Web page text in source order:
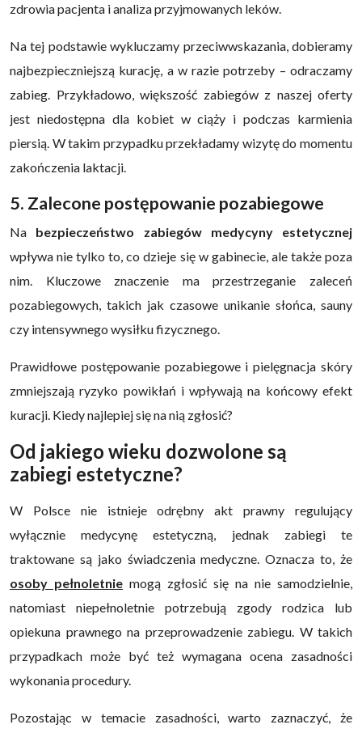
zdrowia pacjenta i analiza przyjmowanych leków.
Na tej podstawie wykluczamy przeciwwskazania, dobieramy
najbezpieczniejszą kurację, a w razie potrzeby – odraczamy
zabieg. Przykładowo, większość zabiegów z naszej oferty
jest niedostępna dla kobiet w ciąży i podczas karmienia
piersią. W takim przypadku przekładamy wizytę do momentu
zakończenia laktacji.
5. Zalecone postępowanie pozabiegowe
Na bezpieczeństwo zabiegów medycyny estetycznej
wpływa nie tylko to, co dzieje się w gabinecie, ale także poza
nim. Kluczowe znaczenie ma przestrzeganie zaleceń
pozabiegowych, takich jak czasowe unikanie słońca, sauny
czy intensywnego wysiłku fizycznego.
Prawidłowe postępowanie pozabiegowe i pielęgnacja skóry
zmniejszają ryzyko powikłań i wpływają na końcowy efekt
kuracji. Kiedy najlepiej się na nią zgłosić?
Od jakiego wieku dozwolone są
zabiegi estetyczne?
W Polsce nie istnieje odrębny akt prawny regulujący
wyłącznie medycynę estetyczną, jednak zabiegi te
traktowane są jako świadczenia medyczne. Oznacza to, że
osoby pełnoletnie mogą zgłosić się na nie samodzielnie,
natomiast niepełnoletnie potrzebują zgody rodzica lub
opiekuna prawnego na przeprowadzenie zabiegu. W takich
przypadkach może być też wymagana ocena zasadności
wykonania procedury.
Pozostając w temacie zasadności, warto zaznaczyć, że